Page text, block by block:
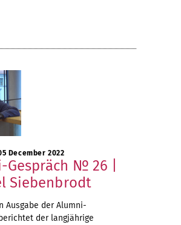
December 2022
Gespräch № 26 |
Siebenbrodt
Ausgabe der Alumni-
der langjährige